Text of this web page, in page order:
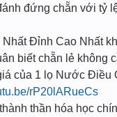
đứng chẵn với tỷ
Đỉnh Cao Nhất
biết chẵn lẻ không
của 1 lọ Nước
rP20lARueCs
thần hóa học